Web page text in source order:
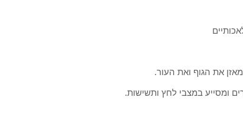
את הגוף ואת העור.
ומסייע במצבי לחץ ותשישות.